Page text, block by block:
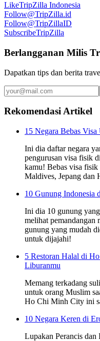
LikeTripZilla Indonesia
Follow@TripZilla.id
Follow@TripZillaID
SubscribeTripZilla
Berlangganan Milis
Dapatkan tips dan berita
Rekomendasi Artikel
15 Negara Bebas
Ini dia daftar negara
pengurusan visa fisik
kamu! Bebas visa fisik
Maldives, Jepang dan
10 Gunung Indonesia
Ini dia 10 gunung
melihat pemandangan
gunung yang mudah
untuk dijajahi!
5 Restoran Halal di
Liburanmu
Memang terkadang
untuk orang Muslim
Ho Chi Minh City ini
10 Negara Keren di
Lupakan Perancis